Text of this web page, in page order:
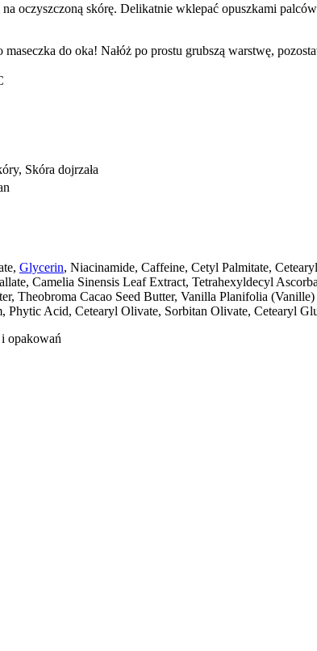
oczyszczoną skórę. Delikatnie wklepać opuszkami
do ​​oka! Nałóż po prostu grubszą warstwę,
Skóra dojrzała
Glycerin, Niacinamide, Caffeine, Cetyl Palmitate,
Camelia Sinensis Leaf Extract, Tetrahexyldecyl
Theobroma Cacao Seed Butter, Vanilla Planifolia
Acid, Cetearyl Olivate, Sorbitan Olivate, Cetearyl
opakowań